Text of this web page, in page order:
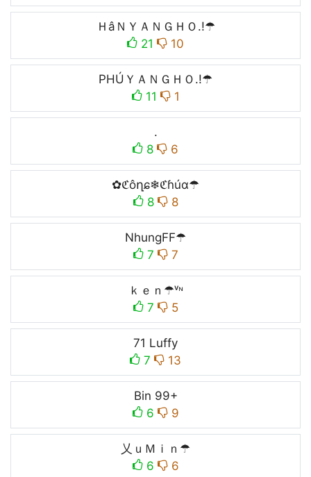
ＨâＮＹＡＮＧＨＯ.!☂
21
10
PHÚＹＡＮＧＨＯ.!☂
11
1
.
8
6
✿ℭôղɕ❄ℭɦúɑ☂
8
8
NhungFF☂
7
7
ｋｅｎ☂ᵛᶰ
7
5
71 Luffy
7
13
Bin 99+
6
9
乂ｕＭｉｎ☂
6
6